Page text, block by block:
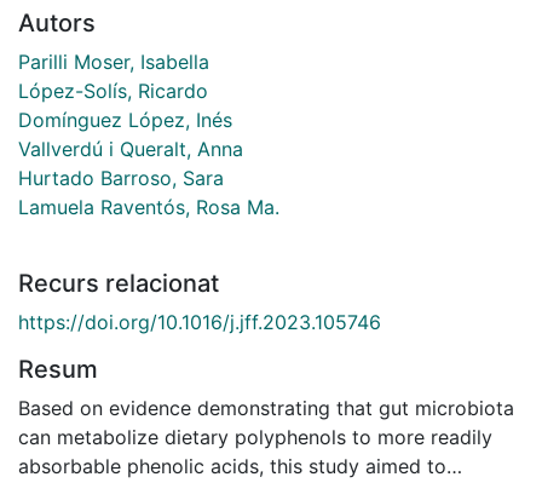
Autors
Parilli Moser, Isabella
López-Solís, Ricardo
Domínguez López, Inés
Vallverdú i Queralt, Anna
Hurtado Barroso, Sara
Lamuela Raventós, Rosa Ma.
Recurs relacionat
https://doi.org/10.1016/j.jff.2023.105746
Resum
Based on evidence demonstrating that gut microbiota
can metabolize dietary polyphenols to more readily
absorbable phenolic acids, this study aimed to